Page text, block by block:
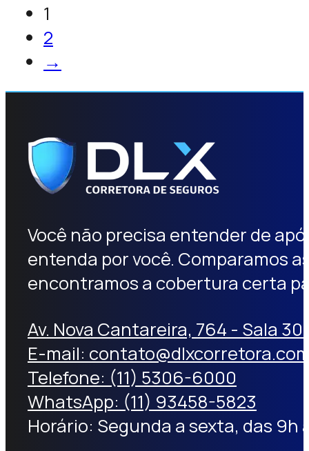
1
2
→
Você não precisa entender de
entenda por você. Comparamos
encontramos a cobertura certa
Av. Nova Cantareira, 764 - Sala
E-mail:
Telefone: (11) 5306-6000
WhatsApp: (11) 93458-5823
Horário: Segunda a sexta, das 9h